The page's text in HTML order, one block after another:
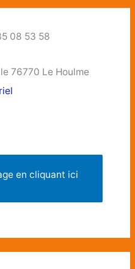
08 53 58
76770 Le Houlme
en cliquant ici